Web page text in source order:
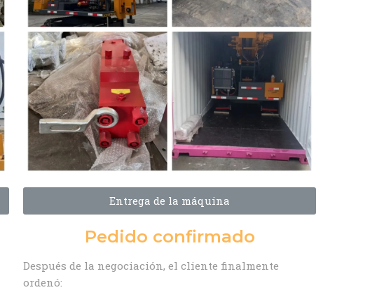
Entrega de la máquina
Pedido confirmado
Después de la negociación, el cliente finalmente
ordenó: